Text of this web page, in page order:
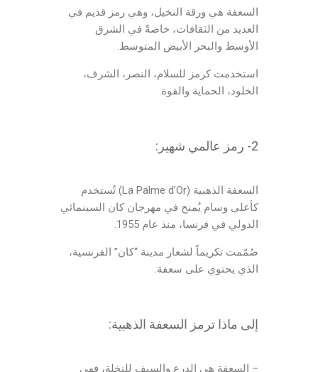
السعفة هي ورقة النخيل، وهي رمز قديم في
العديد من الثقافات، خاصةً في الشرق
الأوسط والبحر الأبيض المتوسط.
استخدمت كرمز للسلام، النصر، الشرف،
الخلود، الحماية والقوة.
2- رمز عالمي شهير:
السعفة الذهبية (La Palme d’Or) تُستخدم
كأعلى وسام يُمنح في مهرجان كان السينمائي
الدولي في فرنسا، منذ عام 1955.
صُمّمت تكريماً لشعار مدينة “كان” الفرنسية،
الذي يحتوي على سعفة.
إلى ماذا ترمز السعفة الذهبية:
– السعفة هي الدرع والسيف للنخلة، فهي